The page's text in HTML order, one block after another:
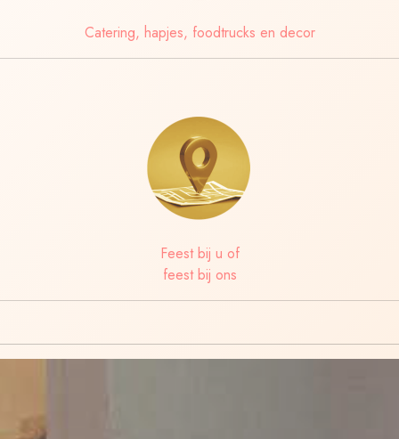
Catering, hapjes, foodtrucks en decor
Feest bij u of
feest bij ons